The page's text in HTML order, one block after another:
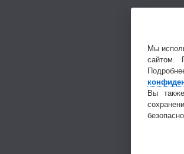
Мы
сайтом.
Вы